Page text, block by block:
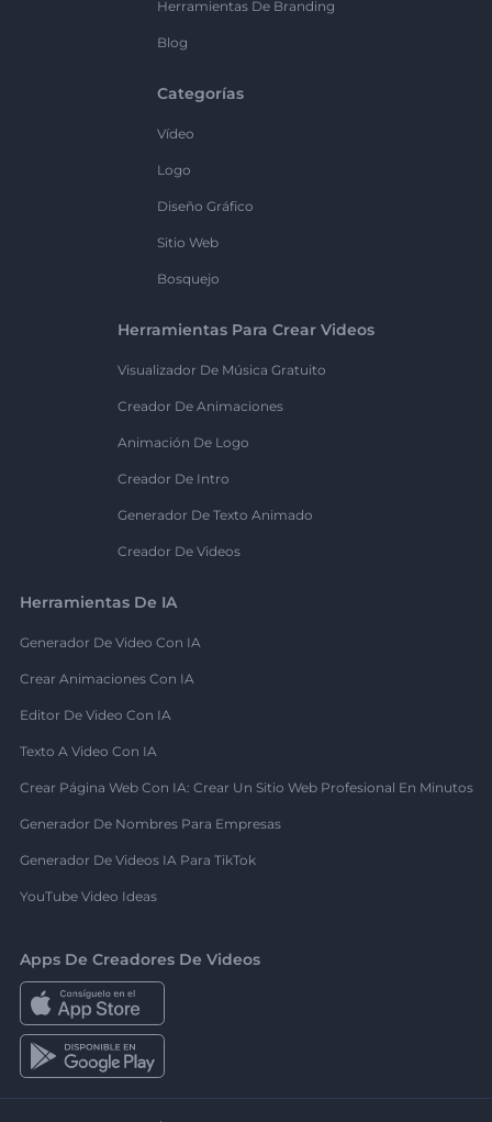
Herramientas De Branding
Blog
Categorías
Vídeo
Logo
Diseño Gráfico
Sitio Web
Bosquejo
Herramientas Para Crear Videos
Visualizador De Música Gratuito
Creador De Animaciones
Animación De Logo
Creador De Intro
Generador De Texto Animado
Creador De Videos
Herramientas De IA
Generador De Video Con IA
Crear Animaciones Con IA
Editor De Video Con IA
Texto A Video Con IA
Crear Página Web Con IA: Crear Un Sitio Web Profesional En Minutos
Generador De Nombres Para Empresas
Generador De Videos IA Para TikTok
YouTube Video Ideas
Apps De Creadores De Videos